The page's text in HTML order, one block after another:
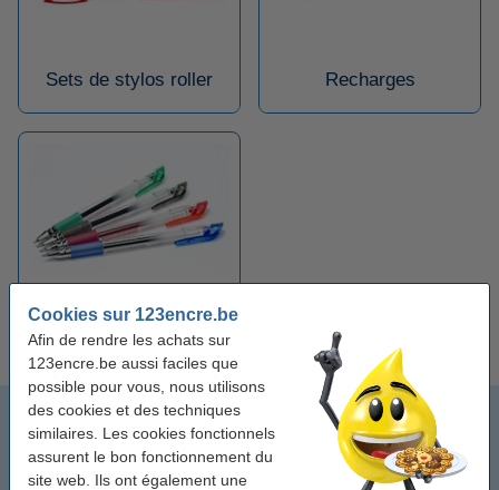
Cookies sur 123encre.be
Afin de rendre les achats sur
123encre.be aussi faciles que
possible pour vous, nous utilisons
des cookies et des techniques
similaires. Les cookies fonctionnels
assurent le bon fonctionnement du
site web. Ils ont également une
Sets de stylos roller Recharges
Stylos à encre gel
Stylos roller par marque
Stylos roller par couleur